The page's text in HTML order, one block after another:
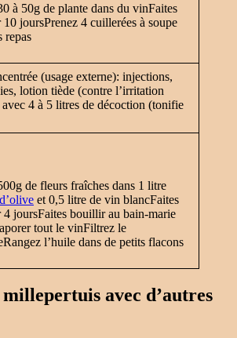
à 50g de plante dans du vinFaites
10 joursPrenez 4 cuillerées à soupe
repas
(usage externe): injections,
lotion tiède (contre l’irritation
4 à 5 litres de décoction (tonifie
de fleurs fraîches dans 1 litre
et 0,5 litre de vin blancFaites
4 joursFaites bouillir au bain-marie
tout le vinFiltrez le
Rangez l’huile dans de petits flacons
avec d’autres